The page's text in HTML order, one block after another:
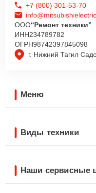
г. Нижний Тагил
+7 (800) 301-53-70
ООО“Ремонт техники”
ИНН234789782
ОГРН98742397845098
Меню
Виды техники
Наши сервисные